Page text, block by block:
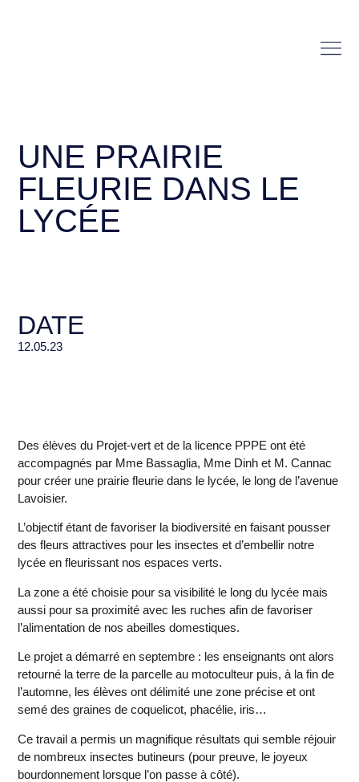
UNE PRAIRIE
FLEURIE DANS LE
LYCÉE
DATE
12.05.23
Des élèves du Projet-vert et de la licence PPPE ont été
accompagnés par Mme Bassaglia, Mme Dinh et M. Cannac
pour créer une prairie fleurie dans le lycée, le long de l’avenue
Lavoisier.
L’objectif étant de favoriser la biodiversitéen faisant pousser
des fleurs attractives pour les insectes et d’embellir notre
lycée en fleurissant nos espaces verts.
La zone a été choisie pour sa visibilité le long du lycée mais
aussi pour sa proximité avec les ruches afin de favoriser
l’alimentation de nos abeilles domestiques.
Le projet a démarré en septembre : les enseignants ont alors
retourné la terre de la parcelle au motoculteur puis, à la fin de
l’automne, les élèves ont délimité une zone précise et ont
semé des graines de coquelicot, phacélie, iris…
Ce travail a permis un magnifique résultats qui semble réjouir
de nombreux insectes butineurs (pour preuve, le joyeux
bourdonnement lorsque l’on passe à côté).